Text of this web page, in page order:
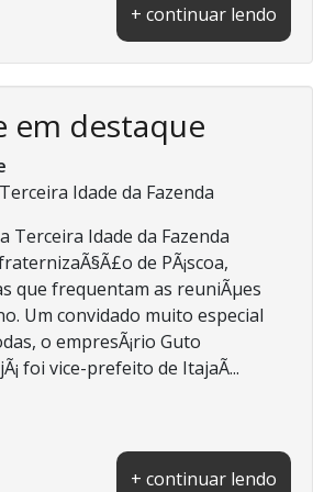
+ continuar lendo
em destaque
Idade da Fazenda
Terceira Idade da Fazenda
de PÃ¡scoa,
que frequentam as reuniÃµes
Um convidado muito especial
o empresÃ¡rio Guto
foi vice-prefeito de ItajaÃ­...
+ continuar lendo